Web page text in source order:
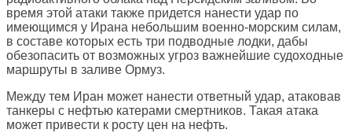
время этой aтаки также придется нанести удар по
имеющимся у Ирана небольшим военно-морским силам,
в составе которых есть три подводные лодки, дабы
обезопасить от возможных угроз важнейшие судоходные
маршруты в заливе Ормуз.
Между тем Иран может нанести ответный удар, атаковав
танкеры с нефтью катерами смертников. Такая атака
может привести к росту цен на нефть.